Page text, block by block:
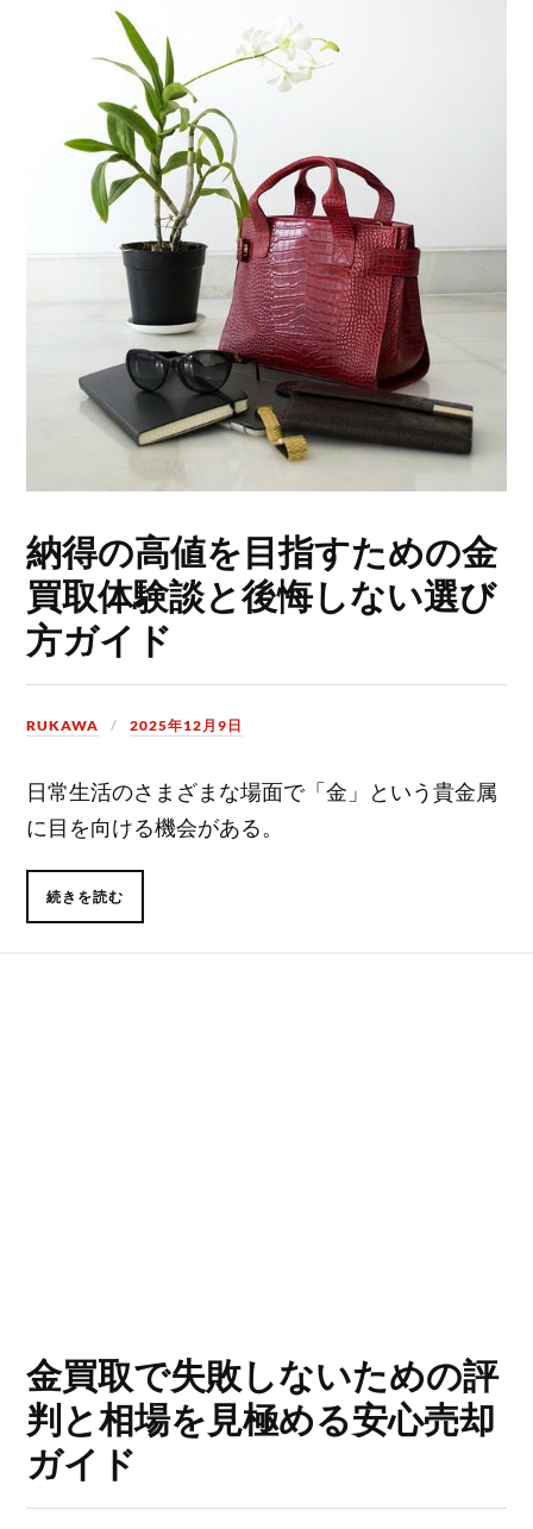
納得の高値を目指すための金
買取体験談と後悔しない選び
方ガイド
RUKAWA 2025年12月9日
日常生活のさまざまな場面で「金」という貴金属
に目を向ける機会がある。
続きを読む
金買取で失敗しないための評
判と相場を見極める安心売却
ガイド